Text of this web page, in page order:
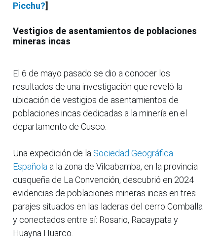
Picchu?]
Vestigios de asentamientos de poblaciones
mineras incas
El 6 de mayo pasado se dio a conocer los
resultados de una investigación que reveló la
ubicación de vestigios de asentamientos de
poblaciones incas dedicadas a la minería en el
departamento de Cusco.
Una expedición de la Sociedad Geográfica
Española a la zona de Vilcabamba, en la provincia
cusqueña de La Convención, descubrió en 2024
evidencias de poblaciones mineras incas en tres
parajes situados en las laderas del cerro Comballa
y conectados entre sí: Rosario, Racaypata y
Huayna Huarco.